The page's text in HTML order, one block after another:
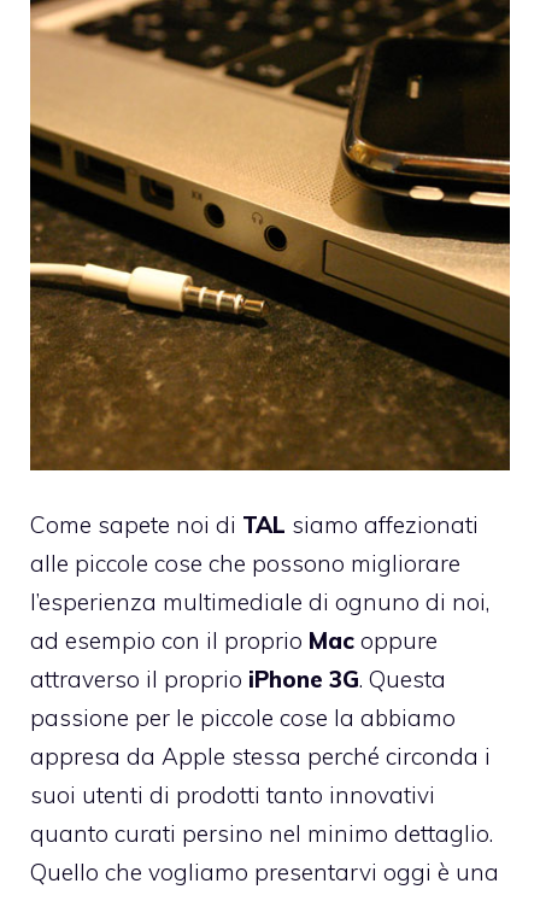
Come sapete noi di TAL siamo affezionati
alle piccole cose che possono migliorare
l’esperienza multimediale di ognuno di noi,
ad esempio con il proprio Mac oppure
attraverso il proprio iPhone 3G. Questa
passione per le piccole cose la abbiamo
appresa da Apple stessa perché circonda i
suoi utenti di prodotti tanto innovativi
quanto curati persino nel minimo dettaglio.
Quello che vogliamo presentarvi oggi è una